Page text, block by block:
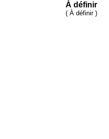
À définir
( À définir )